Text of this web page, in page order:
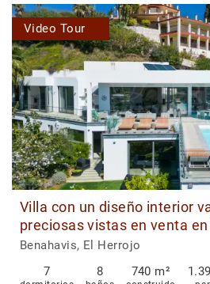
Video Tour
Villa con un diseño interior
preciosas vistas en venta en
Benahavis
Benahavis, El Herrojo
7
8 740 m²